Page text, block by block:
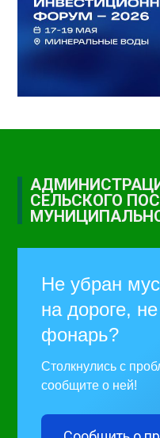
СЕЛЬСКОГО
Не убран
на дороге, не
фонарь?
Столкнулись с
сообщите о ней!